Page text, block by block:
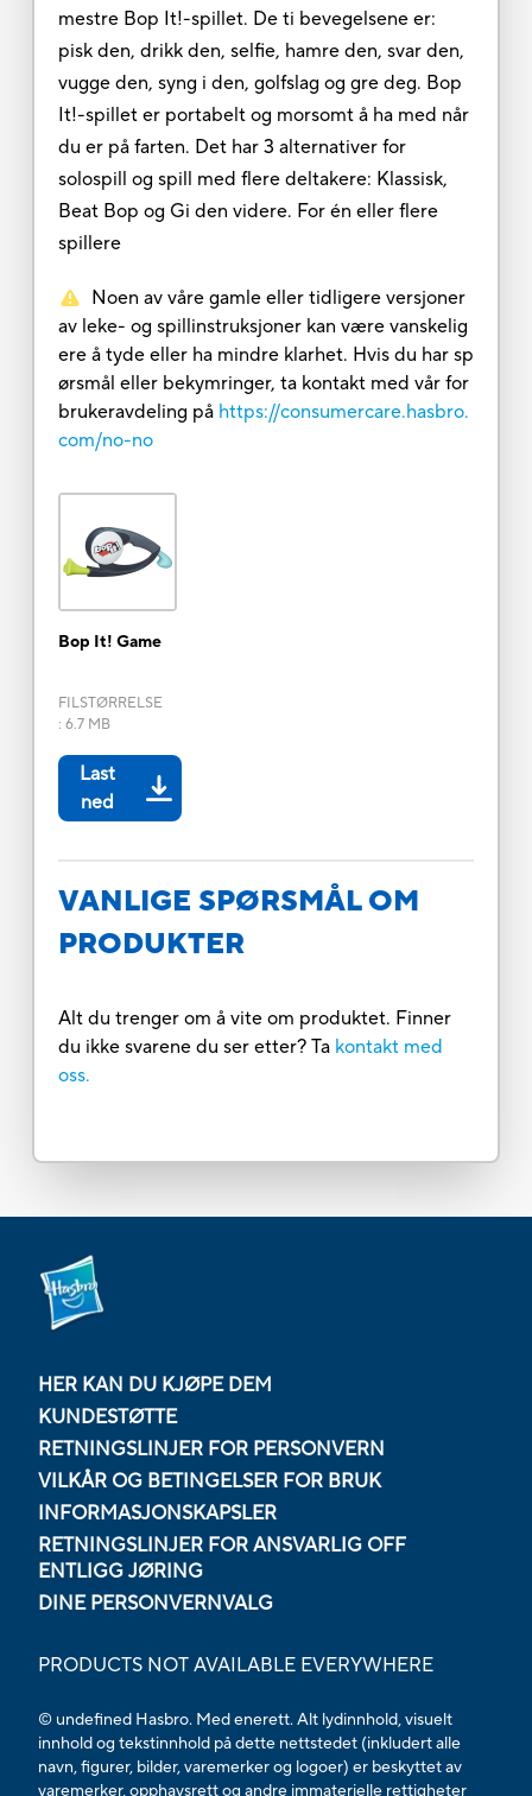
mestre Bop It!-spillet. De ti bevegelsene er:
pisk den, drikk den, selfie, hamre den, svar den,
vugge den, syng i den, golfslag og gre deg. Bop
It!-spillet er portabelt og morsomt å ha med når
du er på farten. Det har 3 alternativer for
solospill og spill med flere deltakere: Klassisk,
Beat Bop og Gi den videre. For én eller flere
spillere
Noen av våre gamle eller tidligere versjoner
av leke- og spillinstruksjoner kan være vanskelig
ere å tyde eller ha mindre klarhet. Hvis du har sp
ørsmål eller bekymringer, ta kontakt med vår for
brukeravdeling på https://consumercare.hasbro.
com/no-no
Bop It! Game
FILSTØRRELSE
: 6.7 MB
Last
ned
VANLIGE SPØRSMÅL OM
PRODUKTER
Alt du trenger om å vite om produktet. Finner
du ikke svarene du ser etter? Ta kontakt med
oss.
HER KAN DU KJØPE DEM
KUNDESTØTTE
RETNINGSLINJER FOR PERSONVERN
VILKÅR OG BETINGELSER FOR BRUK
INFORMASJONSKAPSLER
RETNINGSLINJER FOR ANSVARLIG OFF
ENTLIGG JØRING
DINE PERSONVERNVALG
PRODUCTS NOT AVAILABLE EVERYWHERE
© undefined Hasbro. Med enerett. Alt lydinnhold, visuelt
innhold og tekstinnhold på dette nettstedet (inkludert alle
navn, figurer, bilder, varemerker og logoer) er beskyttet av
varemerker, opphavsrett og andre immaterielle rettigheter